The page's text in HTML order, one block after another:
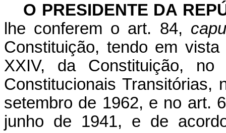
O PRESIDENTE DA
lhe conferem o art. 84,
Constituição, tendo em
XXIV, da Constituição,
Constitucionais Transitórias,
setembro de 1962, e no art.
junho de 1941, e de